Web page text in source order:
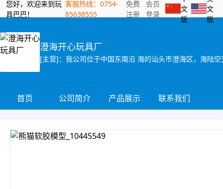
您好，欢迎来到玩
具巴巴！
客服热线：0754-
85638555
免费
注册
会员
登录
文
版
文
版
澄海开心玩具厂
首页 公司简介 产品展示 联系我们